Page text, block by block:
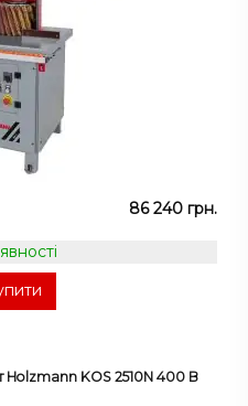
86 240 грн.
KOS 2510N 400 В